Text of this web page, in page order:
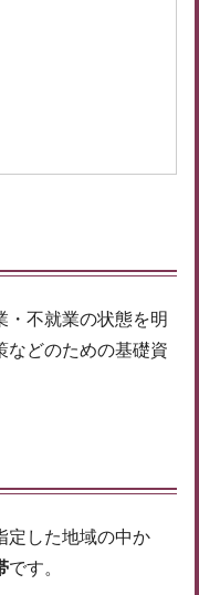
・不就業の状態を明
などのための基礎資
定した地域の中か
です。